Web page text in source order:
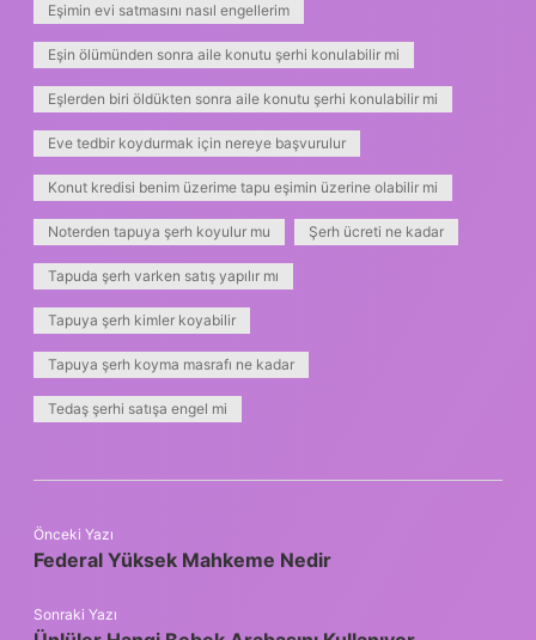
Eşimin evi satmasını nasıl engellerim
Eşin ölümünden sonra aile konutu şerhi konulabilir mi
Eşlerden biri öldükten sonra aile konutu şerhi konulabilir mi
Eve tedbir koydurmak için nereye başvurulur
Konut kredisi benim üzerime tapu eşimin üzerine olabilir mi
Noterden tapuya şerh koyulur mu Şerh ücreti ne kadar
Tapuda şerh varken satış yapılır mı
Tapuya şerh kimler koyabilir
Tapuya şerh koyma masrafı ne kadar
Tedaş şerhi satışa engel mi
Önceki Yazı
Federal Yüksek Mahkeme Nedir
Sonraki Yazı